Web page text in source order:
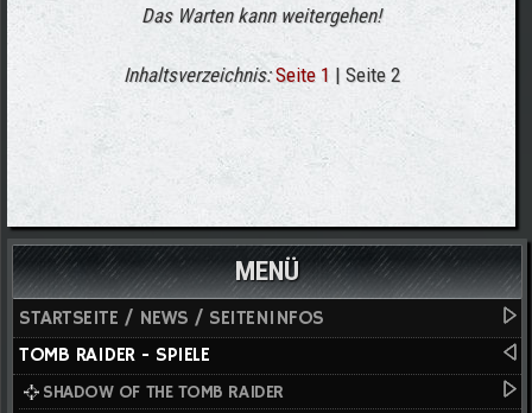
Das Warten kann weitergehen!
Inhaltsverzeichnis: Seite 1 | Seite 2
MENÜ
STARTSEITE / NEWS / SEITENINFOS
TOMB RAIDER - SPIELE
SHADOW OF THE TOMB RAIDER